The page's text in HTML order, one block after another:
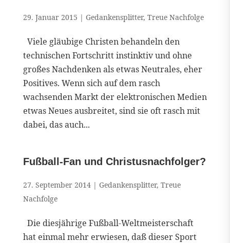
29. Januar 2015 | Gedankensplitter, Treue Nachfolge
Viele gläubige Christen behandeln den
technischen Fortschritt instinktiv und ohne
großes Nachdenken als etwas Neutrales, eher
Positives. Wenn sich auf dem rasch
wachsenden Markt der elektronischen Medien
etwas Neues ausbreitet, sind sie oft rasch mit
dabei, das auch...
Fußball-Fan und Christusnachfolger?
27. September 2014| Gedankensplitter, Treue
Nachfolge
Die diesjährige Fußball-Weltmeisterschaft
hat einmal mehr erwiesen, daß dieser Sport